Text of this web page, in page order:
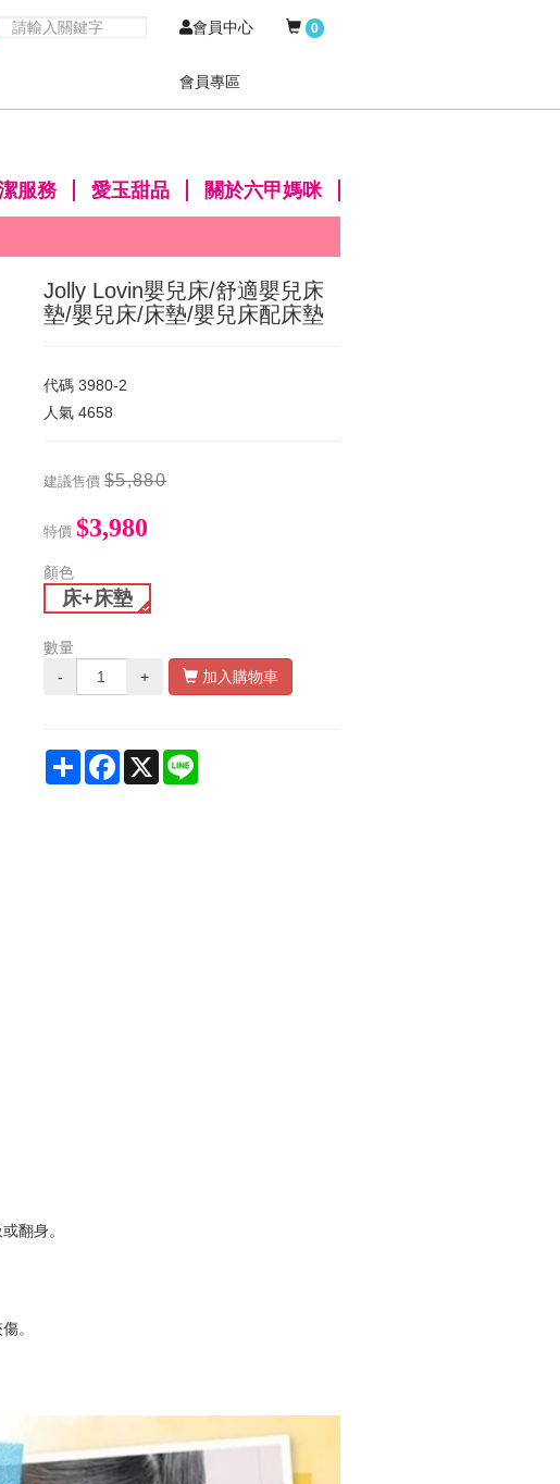
會員中心
會員專區
0
服務 愛玉甜品 關於六甲媽咪
Jolly Lovin嬰兒床/舒適嬰兒床
墊/嬰兒床/床墊/嬰兒床配床墊
代碼 3980-2
人氣 4658
建議售價 $5,880
特價 $3,980
顏色
床+床墊
數量
-
+ 加入購物車
ShareFacebook
X Line
翻身。
。